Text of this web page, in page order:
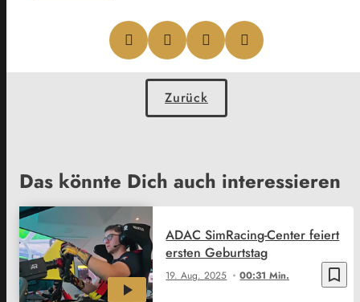
Zurück
Das könnte Dich auch interessieren
bookmark_border
19. Aug. 2025 00:31 Min.
ADAC SimRacing-Center feiert
ersten Geburtstag